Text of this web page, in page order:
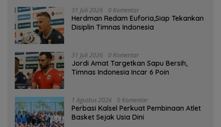
31 Juli 2026 0 Komentar
Herdman Redam Euforia,Siap Tekankan
Disiplin Timnas Indonesia
31 Juli 2026 0 Komentar
Jordi Amat Targetkan Sapu Bersih,
Timnas Indonesia Incar 6 Poin
1 Agustus 2026 0 Komentar
Perbasi Kalsel Perkuat Pembinaan Atlet
Basket Sejak Usia Dini